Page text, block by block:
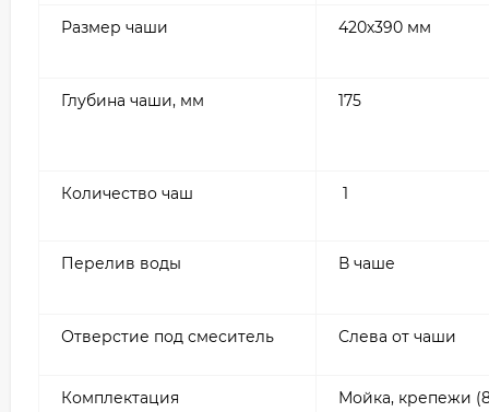
Размер чаши 420х390 мм
Глубина чаши, мм 175
Количество чаш 1
Перелив воды В чаше
Отверстие под смеситель Слева от чаши
Комплектация
Мойка, крепежи